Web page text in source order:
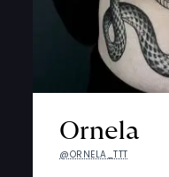
Ornela
@ORNELA_TTT